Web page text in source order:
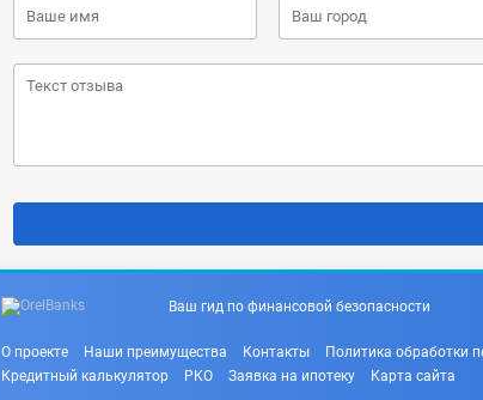
Ваш гид по финансовой безопасности
О проекте Наши преимущества Контакты Политика обработки
Кредитный калькулятор
РКО Заявка на ипотеку Карта сайта